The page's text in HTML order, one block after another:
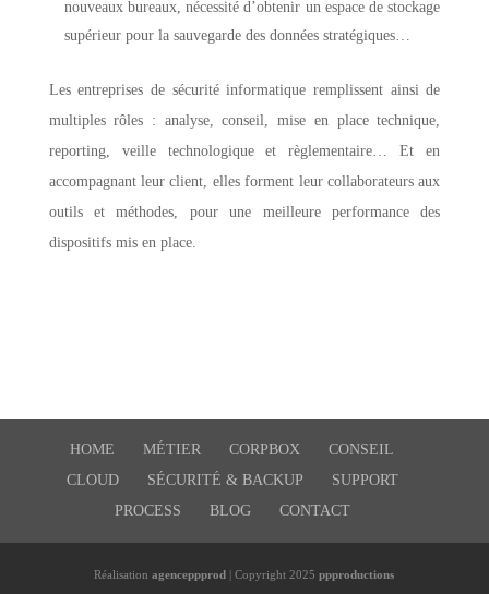
nouveaux bureaux, nécessité d’obtenir un espace de stockage
supérieur pour la sauvegarde des données stratégiques…
Les entreprises de sécurité informatique remplissent ainsi de
multiples rôles : analyse, conseil, mise en place technique,
reporting, veille technologique et règlementaire… Et en
accompagnant leur client, elles forment leur collaborateurs aux
outils et méthodes, pour une meilleure performance des
dispositifs mis en place.
HOME MÉTIER CORPBOX
CONSEIL
CLOUD
SÉCURITÉ & BACKUP
SUPPORT
PROCESS
BLOG CONTACT
Réalisationagenceppprod | Copyright 2025ppproductions